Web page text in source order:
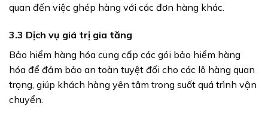
quan đến việc ghép hàng với các đơn hàng khác.
3.3 Dịch vụ giá trị gia tăng
Bảo hiểm hàng hóa cung cấp các gói bảo hiểm hàng
hóa để đảm bảo an toàn tuyệt đối cho các lô hàng quan
trọng, giúp khách hàng yên tâm trong suốt quá trình vận
chuyển.